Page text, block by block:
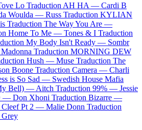
Lo Traduction AH HA — Cardi B
Woulda — Russ Traduction KYLIAN
Traduction The Way You Are —
Home To Me — Tones & I Traduction
My Body Isn't Ready — Sombr
Madonna Traduction MORNING DEW
Hush — Muse Traduction The
Boone Traduction Camera — Charli
is So Sad — Swedish House Mafia
Bell) — Aitch Traduction 99% — Jessie
— Don Xhoni Traduction Bizarre —
Cleef Pt 2 — Malie Donn Traduction
Grey